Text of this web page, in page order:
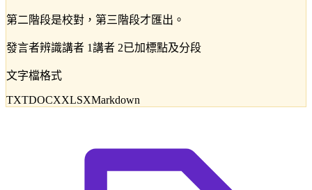
第二階段是校對，第三階段才匯出。
發言者辨識講者 1講者 2已加標點及分段
文字檔格式
TXTDOCXXLSXMarkdown